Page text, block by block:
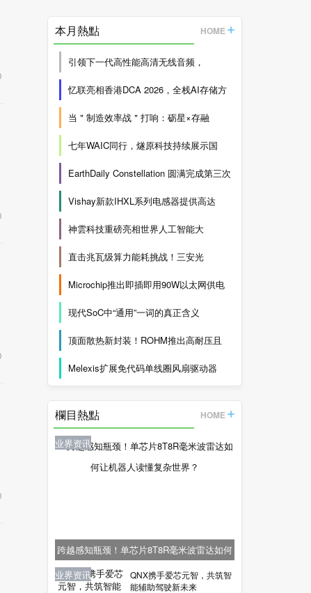
本月熱點 HOME
引领下一代高性能高清无线音频，
忆联亮相香港DCA 2026，全栈AI存储方
当＂制造效率战＂打响：砺星×存融
七年WAIC同行，燧原科技持续展示国
EarthDaily Constellation 圆满完成第三次
Vishay新款IHXL系列电感器提供高达
神雲科技重磅亮相世界人工智能大
直击兆瓦级算力能耗挑战！三安光
Microchip推出即插即用90W以太网供电
现代SoC中“通用”一词的真正含义
顶面散热新封装！ROHM推出高耐压且
Melexis扩展免代码单线圈风扇驱动器
欄目熱點 HOME
业界资讯
跨越感知瓶颈！单芯片8T8R毫米波雷达如何
让机器人读懂复杂世界？
业界资讯
QNX携手爱芯元智，共筑智
能辅助驾驶新未来
业界资讯
业界资讯
业界资讯
业界资讯